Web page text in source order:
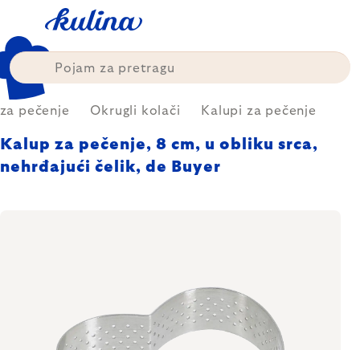
content
pečenje Okrugli kolači Kalupi za pečenje
Kalup za pečenje, 8 cm, u obliku srca,
nehrđajući čelik, de Buyer